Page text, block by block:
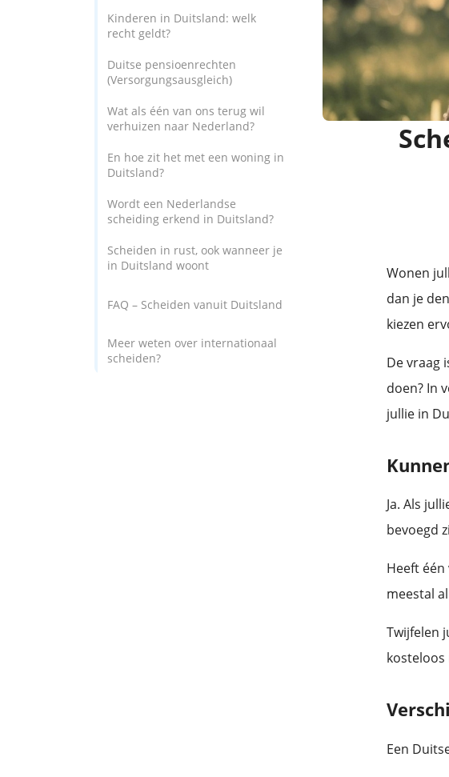
Kinderen in Duitsland: welk
recht geldt?
Duitse pensioenrechten
(Versorgungsausgleich)
Wat als één van ons terug wil
verhuizen naar Nederland?
En hoe zit het met een woning in
Duitsland?
Wordt een Nederlandse
scheiding erkend in Duitsland?
Scheiden in rust, ook wanneer je
in Duitsland woont
FAQ – Scheiden vanuit Duitsland
Meer weten over internationaal
scheiden?
Wonen
dan je
kiezen
De vraag
doen? In
jullie in
Ja. Als
bevoegd
Heeft
meestal
Twijfelen
kosteloos
Een